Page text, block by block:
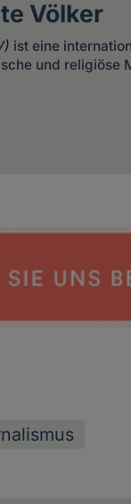
Völker
ist eine
und religiöse